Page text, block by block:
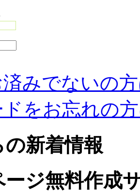
みでないの
をお忘れの
新着情報
ジ無料作成